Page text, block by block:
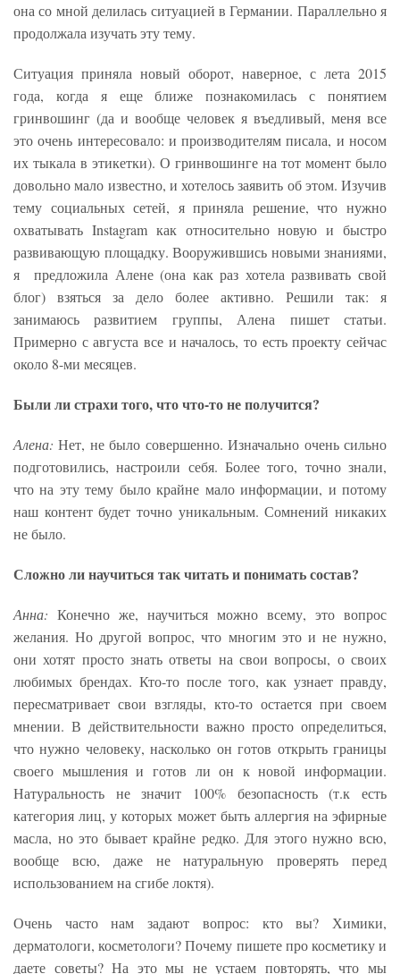
она со мной делилась ситуацией в Германии. Параллельно я
продолжала изучать эту тему.
Ситуация приняла новый оборот, наверное, с лета 2015
года, когда я еще ближе познакомилась с понятием
гринвошинг (да и вообще человек я въедливый, меня все
это очень интересовало: и производителям писала, и носом
их тыкала в этикетки). О гринвошинге на тот момент было
довольно мало известно, и хотелось заявить об этом. Изучив
тему социальных сетей, я приняла решение, что нужно
охватывать Instagram как относительно новую и быстро
развивающую площадку. Вооружившись новыми знаниями,
я предложила Алене (она как раз хотела развивать свой
блог) взяться за дело более активно. Решили так: я
занимаюсь развитием группы, Алена пишет статьи.
Примерно с августа все и началось, то есть проекту сейчас
около 8-ми месяцев.
Были ли страхи того, что что-то не получится?
Алена:Нет, не было совершенно. Изначально очень сильно
подготовились, настроили себя. Более того, точно знали,
что на эту тему было крайне мало информации, и потому
наш контент будет точно уникальным. Сомнений никаких
не было.
Сложно ли научиться так читать и понимать состав?
Анна: Конечно же, научиться можно всему, это вопрос
желания. Но другой вопрос, что многим это и не нужно,
они хотят просто знать ответы на свои вопросы, о своих
любимых брендах. Кто-то после того, как узнает правду,
пересматривает свои взгляды, кто-то остается при своем
мнении. В действительности важно просто определиться,
что нужно человеку, насколько он готов открыть границы
своего мышления и готов ли он к новой информации.
Натуральность не значит 100% безопасность (т.к есть
категория лиц, у которых может быть аллергия на эфирные
масла, но это бывает крайне редко. Для этого нужно всю,
вообще всю, даже не натуральную проверять перед
использованием на сгибе локтя).
Очень часто нам задают вопрос: кто вы? Химики,
дерматологи, косметологи? Почему пишете про косметику и
даете советы? На это мы не устаем повторять, что мы